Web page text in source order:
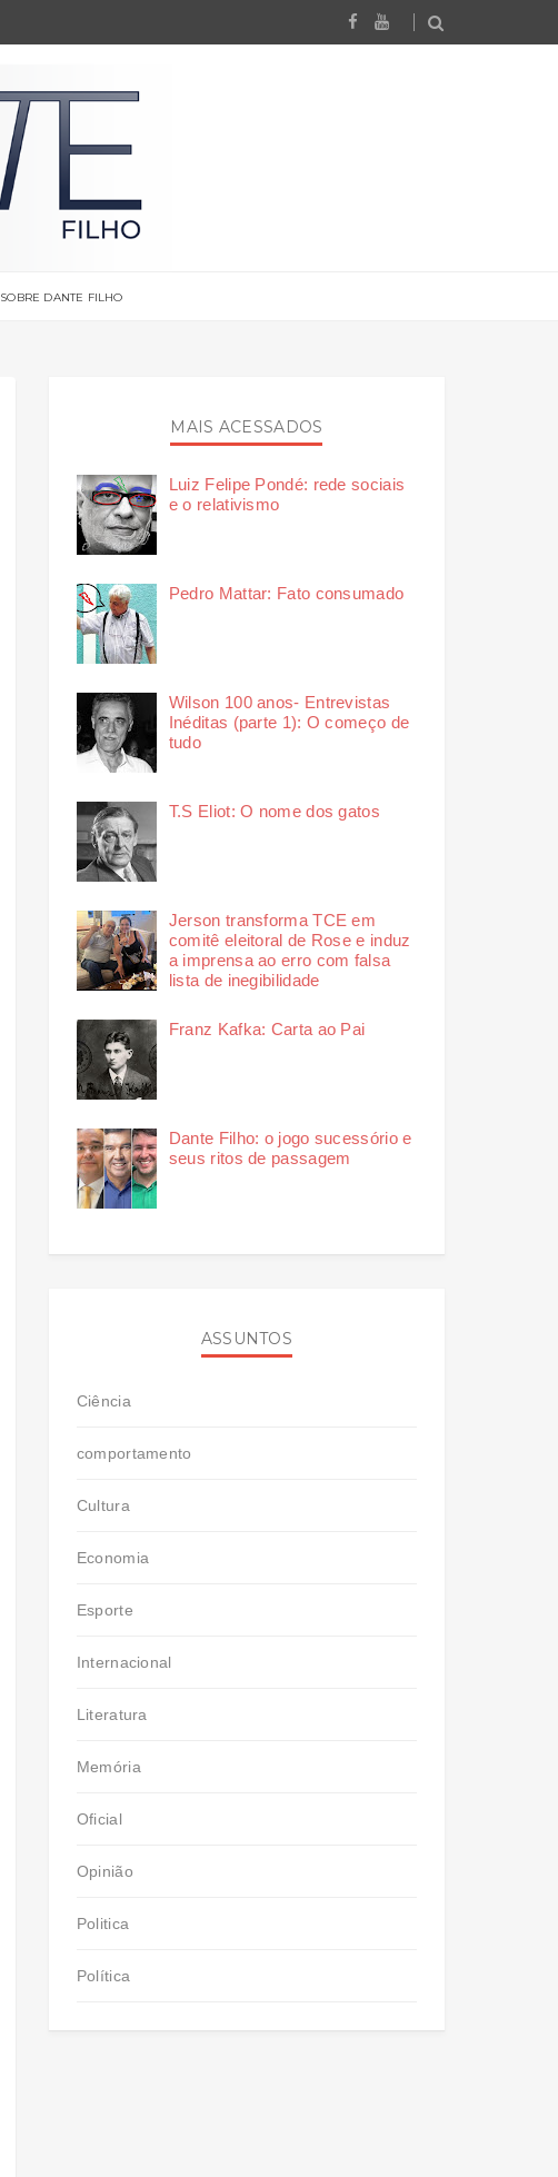
SOBRE DANTE FILHO
MAIS ACESSADOS
Luiz Felipe Pondé: rede sociais
e o relativismo
Pedro Mattar: Fato consumado
Wilson 100 anos- Entrevistas
Inéditas (parte 1): O começo de
tudo
T.S Eliot: O nome dos gatos
Jerson transforma TCE em
comitê eleitoral de Rose e induz
a imprensa ao erro com falsa
lista de inegibilidade
Franz Kafka: Carta ao Pai
Dante Filho: o jogo sucessório e
seus ritos de passagem
ASSUNTOS
Ciência
comportamento
Cultura
Economia
Esporte
Internacional
Literatura
Memória
Oficial
Opinião
Politica
Política